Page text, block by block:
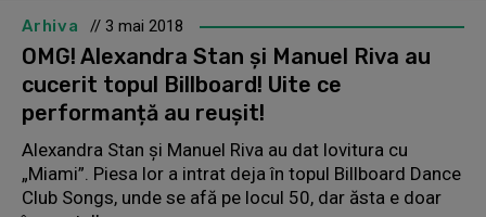
Arhiva // 3 mai 2018
OMG! Alexandra Stan și Manuel Riva au
cucerit topul Billboard! Uite ce
performanță au reușit!
Alexandra Stan și Manuel Riva au dat lovitura cu
„Miami”. Piesa lor a intrat deja în topul Billboard Dance
Club Songs, unde se afă pe locul 50, dar ăsta e doar